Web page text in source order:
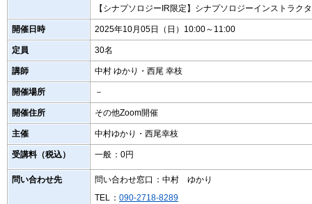
【シナプソロジーIR限定】シナプソロジーインストラク
開催日時 2025年10月05日（日）10:00～11:00
定員 30名
講師 中村 ゆかり・西尾 幸枝
開催場所 －
開催住所 その他Zoom開催
主催 中村ゆかり・西尾幸枝
受講料（税込） 一般 ：0円
問い合わせ先 問い合わせ窓口 ：中村 ゆかり
TEL ： 090-2718-8289